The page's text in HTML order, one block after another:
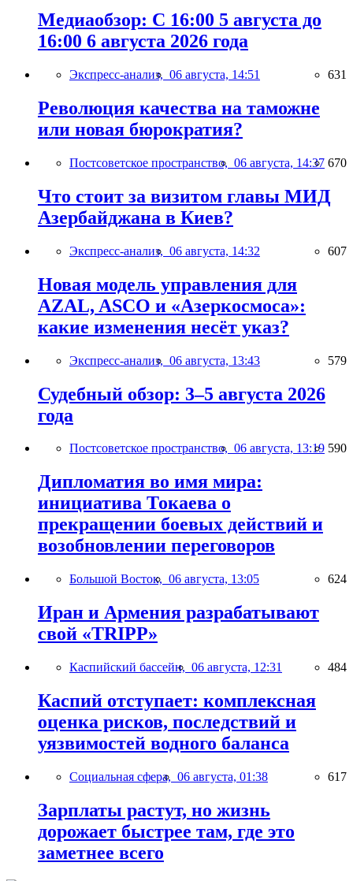
Медиаобзор: С 16:00 5 августа до
16:00 6 августа 2026 года
Экспресс-анализ, 06 августа, 14:51 631
Революция качества на таможне
или новая бюрократия?
Постсоветское пространство, 06 августа, 14:37 670
Что стоит за визитом главы МИД
Азербайджана в Киев?
Экспресс-анализ, 06 августа, 14:32 607
Новая модель управления для
AZAL, ASCO и «Азеркосмоса»:
какие изменения несёт указ?
Экспресс-анализ, 06 августа, 13:43 579
Судебный обзор: 3–5 августа 2026
года
Постсоветское пространство, 06 августа, 13:19 590
Дипломатия во имя мира:
инициатива Токаева о
прекращении боевых действий и
возобновлении переговоров
Большой Восток, 06 августа, 13:05 624
Иран и Армения разрабатывают
свой «TRIPP»
Каспийский бассейн, 06 августа, 12:31 484
Каспий отступает: комплексная
оценка рисков, последствий и
уязвимостей водного баланса
Социальная сфера, 06 августа, 01:38 617
Зарплаты растут, но жизнь
дорожает быстрее там, где это
заметнее всего